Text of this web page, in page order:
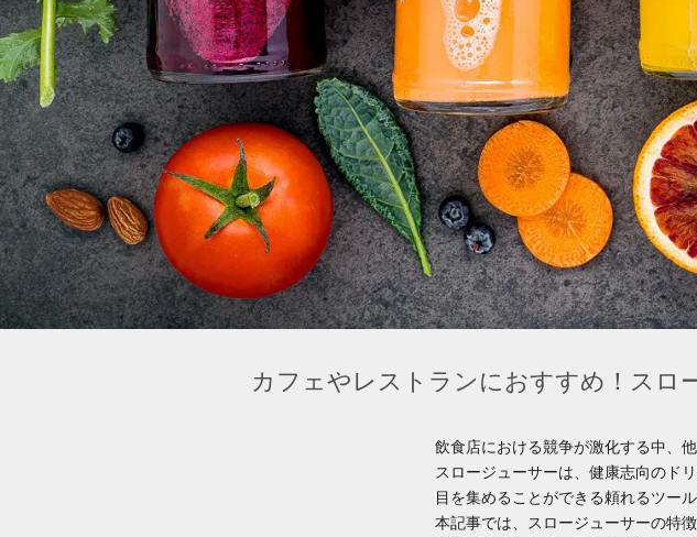
カフェやレストランにおすすめ！スロ
飲食店における競争が激化する中、
スロージューサーは、健康志向のド
目を集めることができる頼れるツール
本記事では、スロージューサーの特